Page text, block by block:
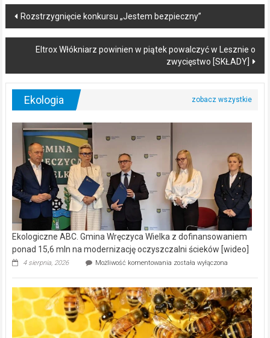
Post
navigation
Rozstrzygnięcie konkursu „Jestem bezpieczny”
Eltrox Włókniarz powinien w piątek powalczyć w Lesznie o
zwycięstwo [SKŁADY]
Ekologia
Ekologiczne ABC. Gmina Wręczyca Wielka z dofinansowaniem
ponad 15,6 mln na modernizację oczyszczalni ścieków [wideo]
4 sierpnia, 2026 Możliwość komentowania Ekologiczne
Wręczyca
Wielka
z
dofinansowaniem
ponad
została wyłączona